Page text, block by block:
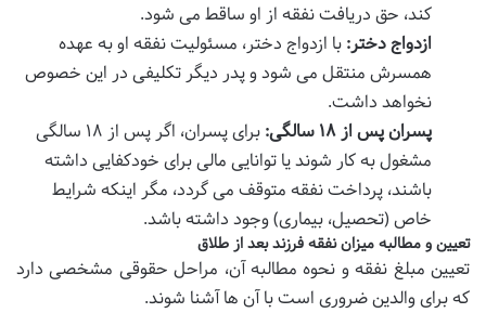
کند، حق دریافت نفقه از او ساقط می شود.
ازدواج دختر: با ازدواج دختر، مسئولیت نفقه او به عهده
همسرش منتقل می شود و پدر دیگر تکلیفی در این خصوص
نخواهد داشت.
پسران پس از ۱۸ سالگی:
برای پسران، اگر پس از ۱۸ سالگی
مشغول به کار شوند یا توانایی مالی برای خودکفایی داشته
باشند، پرداخت نفقه متوقف می گردد، مگر اینکه شرایط
خاص (تحصیل، بیماری) وجود داشته باشد.
تعیین و مطالبه میزان نفقه فرزند بعد از طلاق
تعیین مبلغ نفقه و نحوه مطالبه آن، مراحل حقوقی مشخصی دارد
که برای والدین ضروری است با آن ها آشنا شوند.